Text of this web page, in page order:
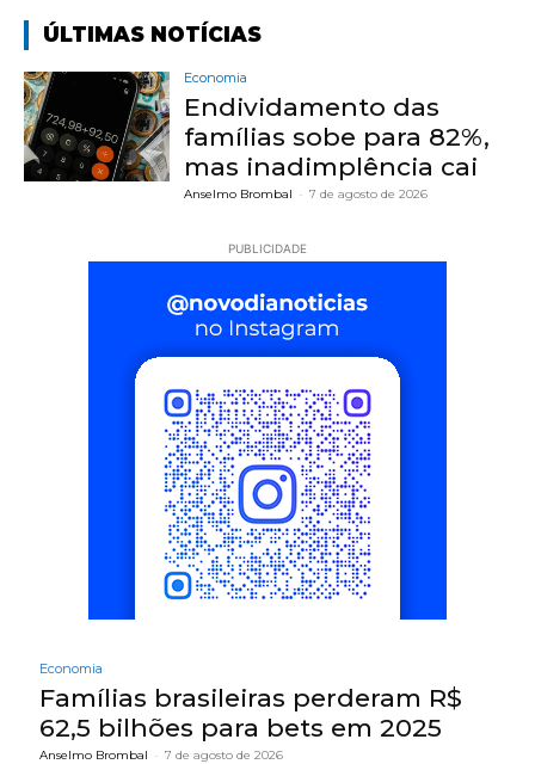
ÚLTIMAS NOTÍCIAS
Economia
Endividamento das
famílias sobe para 82%,
mas inadimplência cai
Anselmo Brombal - 7 de agosto de 2026
PUBLICIDADE
Economia
Famílias brasileiras perderam R$
62,5 bilhões para bets em 2025
Anselmo Brombal - 7 de agosto de 2026